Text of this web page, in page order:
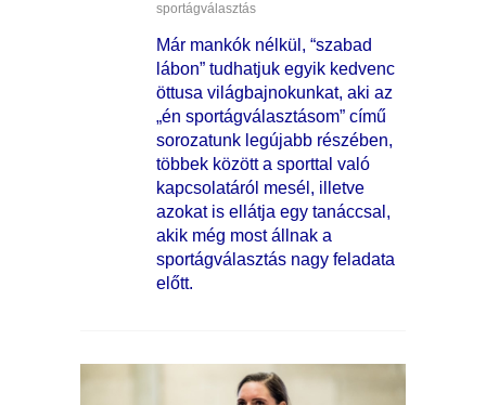
sportágválasztás
Már mankók nélkül, “szabad
lábon” tudhatjuk egyik kedvenc
öttusa világbajnokunkat, aki az
„én sportágválasztásom” című
sorozatunk legújabb részében,
többek között a sporttal való
kapcsolatáról mesél, illetve
azokat is ellátja egy tanáccsal,
akik még most állnak a
sportágválasztás nagy feladata
előtt.